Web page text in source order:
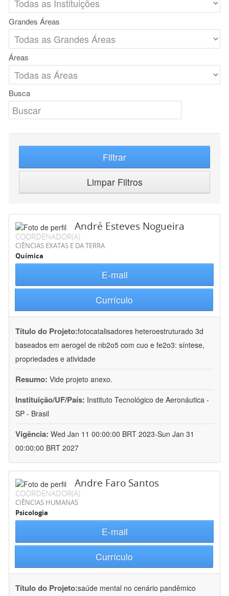
Grandes Áreas
Áreas
Busca
Filtrar
Limpar Filtros
André Esteves Nogueira
COORDENADOR(A)
CIÊNCIAS EXATAS E DA TERRA
Química
E-mail
Currículo
Título do Projeto:fotocatalisadores heteroestruturado 3d
baseados em aerogel de nb2o5 com cuo e fe2o3: síntese,
propriedades e atividade
Resumo: Vide projeto anexo.
Instituição/UF/País: Instituto Tecnológico de Aeronáutica -
SP - Brasil
Vigência: Wed Jan 11 00:00:00 BRT 2023-Sun Jan 31
00:00:00 BRT 2027
Andre Faro Santos
COORDENADOR(A)
CIÊNCIAS HUMANAS
Psicologia
E-mail
Currículo
Título do Projeto:saúde mental no cenário pandêmico